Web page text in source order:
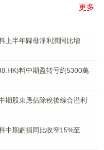
更多
上半年歸母淨利潤同比增
料中期盈转亏約5300萬
期股東應佔除稅後綜合溢利
中期虧損同比收窄15%至